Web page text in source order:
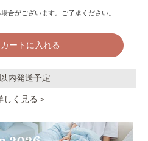
合がございます。ご了承ください。
カートに入れる
内発送予定
しく見る＞